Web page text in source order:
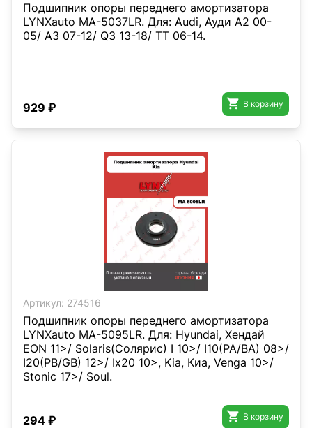
Подшипник опоры переднего амортизатора
LYNXauto MA-5037LR. Для: Audi, Ауди A2 00-
05/ A3 07-12/ Q3 13-18/ TT 06-14.
929 ₽  В корзину
Артикул: 274516
Подшипник опоры переднего амортизатора
LYNXauto MA-5095LR. Для: Hyundai, Хендай
EON 11>/ Solaris(Солярис) I 10>/ I10(PA/BA) 08>/
I20(PB/GB) 12>/ Ix20 10>, Kia, Киа, Venga 10>/
Stonic 17>/ Soul.
294 ₽  В корзину